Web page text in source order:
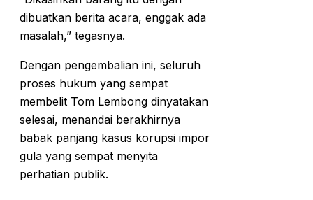
dibuatkan berita acara, enggak ada
masalah,” tegasnya.
Dengan pengembalian ini, seluruh
proses hukum yang sempat
membelit Tom Lembong dinyatakan
selesai, menandai berakhirnya
babak panjang kasus korupsi impor
gula yang sempat menyita
perhatian publik.